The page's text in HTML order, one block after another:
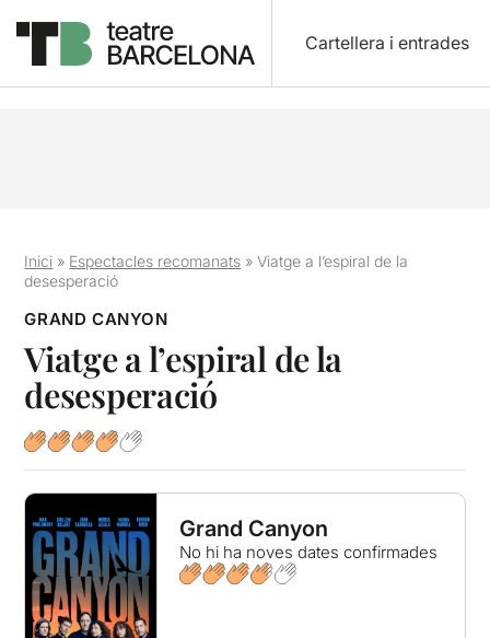
Cartellera i entrades
Inici » Espectacles recomanats »Viatge a l’espiral de la
desesperació
GRAND CANYON
Viatge a l’espiral de la
desesperació
Grand Canyon
No hi ha noves dates confirmades